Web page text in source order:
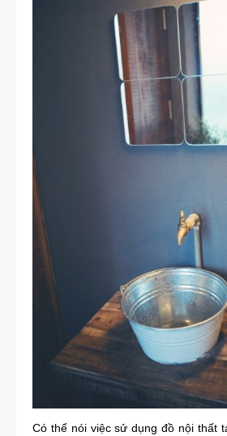
Có thể nói việc sử dụng đồ nội thất